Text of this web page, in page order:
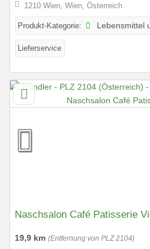
1210 Wien, Wien, Österreich
Produkt-Kategorie: Lebensmittel
Lieferservice
Naschsalon Café Patisserie
19,9 km (Entfernung von PLZ 2104)